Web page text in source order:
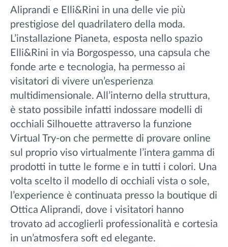
Aliprandi e Elli&Rini in una delle vie più
prestigiose del quadrilatero della moda.
L’installazione Pianeta, esposta nello spazio
Elli&Rini in via Borgospesso, una capsula che
fonde arte e tecnologia, ha permesso ai
visitatori di vivere un’esperienza
multidimensionale. All’interno della struttura,
è stato possibile infatti indossare modelli di
occhiali Silhouette attraverso la funzione
Virtual Try-on che permette di provare online
sul proprio viso virtualmente l’intera gamma di
prodotti in tutte le forme e in tutti i colori. Una
volta scelto il modello di occhiali vista o sole,
l’experience è continuata presso la boutique di
Ottica Aliprandi, dove i visitatori hanno
trovato ad accoglierli professionalità e cortesia
in un’atmosfera soft ed elegante.